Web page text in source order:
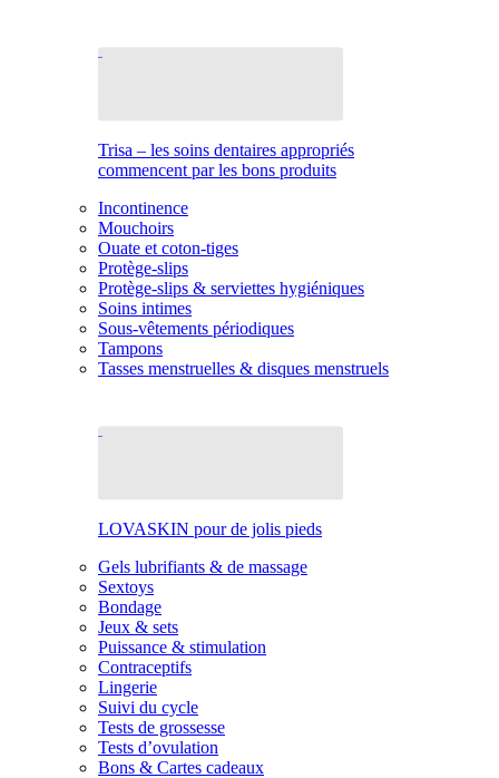
Trisa – les soins dentaires appropriés
commencent par les bons produits
Incontinence
Mouchoirs
Ouate et coton-tiges
Protège-slips
Protège-slips & serviettes hygiéniques
Soins intimes
Sous-vêtements périodiques
Tampons
Tasses menstruelles & disques menstruels
LOVASKIN pour de jolis pieds
Gels lubrifiants & de massage
Sextoys
Bondage
Jeux & sets
Puissance & stimulation
Contraceptifs
Lingerie
Suivi du cycle
Tests de grossesse
Tests d’ovulation
Bons & Cartes cadeaux